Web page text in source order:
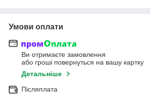
Умови оплати
Ви отримаєте замовлення
або гроші повернуться на вашу картку
Детальніше
Післяплата